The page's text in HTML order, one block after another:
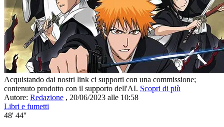
Acquistando dai nostri link ci supporti con una commissione;
contenuto prodotto con il supporto dell'AI. Scopri di più
Autore: Redazione , 20/06/2023 alle 10:58
Libri e fumetti
48' 44''